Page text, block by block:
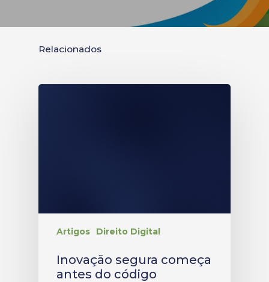
Relacionados
Artigos Direito Digital
Inovação segura começa
antes do código